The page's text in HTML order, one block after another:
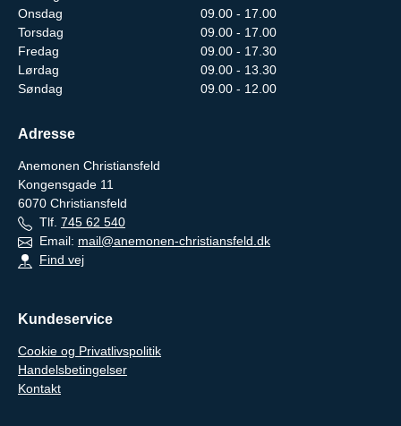
Onsdag
09.00 - 17.00
Torsdag
09.00 - 17.00
Fredag
09.00 - 17.30
Lørdag
09.00 - 13.30
Søndag
09.00 - 12.00
Adresse
Anemonen Christiansfeld
Kongensgade 11
6070 Christiansfeld
Tlf. 745 62 540
Email: mail@anemonen-christiansfeld.dk
Find vej
Kundeservice
Cookie og Privatlivspolitik
Handelsbetingelser
Kontakt